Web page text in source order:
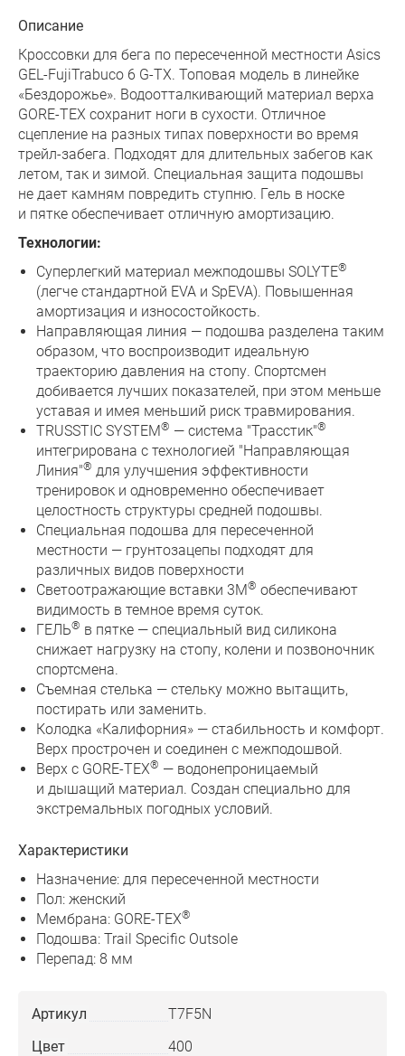
Описание
Кроссовки для бега по пересеченной местности Asics
GEL-FujiTrabuco 6 G-TX. Топовая модель в линейке
«Бездорожье». Водоотталкивающий материал верха
GORE-TEX сохранит ноги в сухости. Отличное
сцепление на разных типах поверхности во время
трейл-забега. Подходят для длительных забегов как
летом, так и зимой. Специальная защита подошвы
не дает камням повредить ступню. Гель в носке
и пятке обеспечивает отличную амортизацию.
Технологии:
Суперлегкий материал межподошвы SOLYTE®
(легче стандартной EVA и SpEVA). Повышенная
амортизация и износостойкость.
Направляющая линия — подошва разделена таким
образом, что воспроизводит идеальную
траекторию давления на стопу. Спортсмен
добивается лучших показателей, при этом меньше
уставая и имея меньший риск травмирования.
TRUSSTIC SYSTEM® — cистема "Трасстик"®
интегрирована с технологией "Направляющая
Линия"® для улучшения эффективности
тренировок и одновременно обеспечивает
целостность структуры средней подошвы.
Специальная подошва для пересеченной
местности — грунтозацепы подходят для
различных видов поверхности
Светоотражающие вставки 3M® обеспечивают
видимость в темное время суток.
ГЕЛЬ® в пятке — специальный вид силикона
снижает нагрузку на стопу, колени и позвоночник
спортсмена.
Съемная стелька — стельку можно вытащить,
постирать или заменить.
Колодка «Калифорния» — стабильность и комфорт.
Верх прострочен и соединен с межподошвой.
Верх с GORE-TEX® — водонепроницаемый
и дышащий материал. Создан специально для
экстремальных погодных условий.
Характеристики
Назначение: для пересеченной местности
Пол: женский
Мембрана: GORE-TEX®
Подошва: Trail Specific Outsole
Перепад: 8 мм
Артикул
T7F5N
Цвет
400